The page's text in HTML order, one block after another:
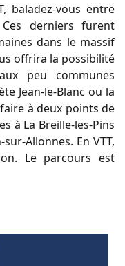
baladez-vous entre
derniers furent
dans le massif
offrira la possibilité
peu communes
Jean-le-Blanc ou la
à deux points de
à La Breille-les-Pins
Allonnes. En VTT,
Le parcours est